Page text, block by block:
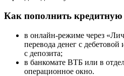
Как пополнить
в онлайн-режиме через
перевода денег с
с депозита;
в банкомате ВТБ или в
операционное окно.